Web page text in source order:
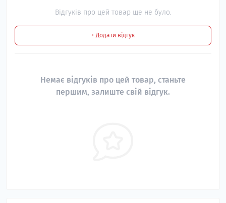
Відгуків про цей товар ще не було.
+ Додати відгук
Немає відгуків про цей товар, станьте
першим, залиште свій відгук.